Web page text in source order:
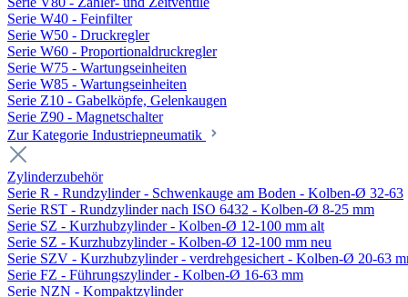
Serie W40 - Feinfilter
Serie W50 - Druckregler
Serie W60 - Proportionaldruckregler
Serie W75 - Wartungseinheiten
Serie W85 - Wartungseinheiten
Serie Z10 - Gabelköpfe, Gelenkaugen
Serie Z90 - Magnetschalter
Zur Kategorie Industriepneumatik
Zylinderzubehör
Serie R - Rundzylinder - Schwenkauge am Boden - Kolben-Ø 32-63
Serie RST - Rundzylinder nach ISO 6432 - Kolben-Ø 8-25 mm
Serie SZ - Kurzhubzylinder - Kolben-Ø 12-100 mm alt
Serie SZ - Kurzhubzylinder - Kolben-Ø 12-100 mm neu
Serie SZV - Kurzhubzylinder - verdrehgesichert - Kolben-Ø 20-63
Serie FZ - Führungszylinder - Kolben-Ø 16-63 mm
Serie NZN - Kompaktzylinder